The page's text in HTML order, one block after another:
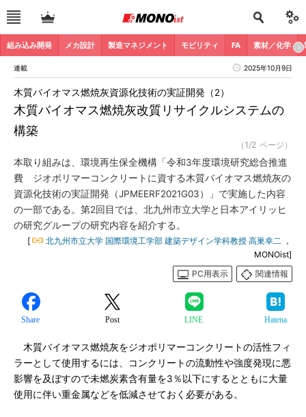
組み込み開発 メカ設計 製造マネジメント モビリティ FA 素材／化学
連載 2025年10月9日
木質バイオマス燃焼灰改質リサイクルシステムの
構築
木質バイオマス燃焼灰資源化技術の実証開発（2）
（1/2 ページ）
本取り組みは、環境再生保全機構「令和3年度環境研究総合推進
費 ジオポリマーコンクリートに資する木質バイオマス燃焼灰の
資源化技術の実証開発（JPMEERF2021G03）」で実施した内容
の一部である。第2回目では、北九州市立大学と日本アイリッヒ
の研究グループの研究内容を紹介する。
[ 北九州市立大学 国際環境工学部 建築デザイン学科教授 高巣幸二 ，
MONOist]
PC用表示
関連情報
Share Post LINE Hatena
木質バイオマス燃焼灰をジオポリマーコンクリートの活性フィ
ラーとして使用するには、コンクリートの流動性や強度発現に悪
影響を及ぼすので未燃炭素含有量を3％以下にするとともに大量
使用に伴い重金属などを低減させておく必要がある。